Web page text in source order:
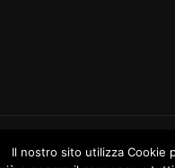
Il nostro sito utilizza Cookie